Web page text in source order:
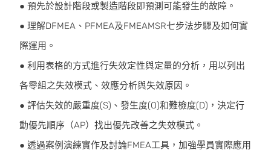
● 預先於設計階段或製造階段即預測可能發生的故障。
● 理解DFMEA、PFMEA及FMEAMSR七步法步驟及如何實
際運用。
● 利用表格的方式進行失效定性與定量的分析，用以列出
各零組之失效模式、效應分析與失效原因。
● 評估失效的嚴重度(S)、發生度(O)和難檢度(D)，決定行
動優先順序（AP）找出優先改善之失效模式。
● 透過案例演練實作及討論FMEA工具，加強學員實際應用